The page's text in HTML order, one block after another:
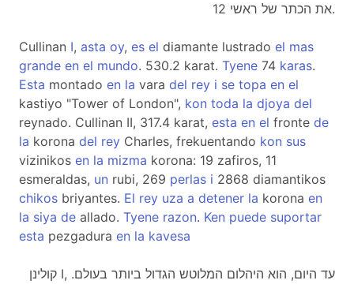
את הכתר של ראשי 12.
Cullinan I, asta oy, es el diamante lustrado el mas
grande en el mundo. 530.2 karat. Tyene 74 karas.
Esta montado en la vara del rey i se topa en el
kastiyo "Tower of London", kon toda la djoya del
reynado. Cullinan II, 317.4 karat, esta en el fronte de
la korona del rey Charles, frekuentando kon sus
vizinikos en la mizma korona: 19 zafiros, 11
esmeraldas, un rubi, 269 perlas i 2868 diamantikos
chikos briyantes. El rey uza a detener la korona en
la siya de allado. Tyene razon. Ken puede suportar
esta pezgadura en la kavesa
קולינן I, עד היום, הוא היהלום המלוטש הגדול ביותר בעולם.